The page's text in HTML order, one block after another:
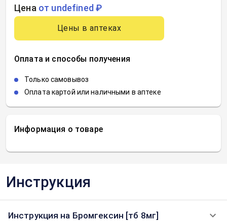
Информация о товаре
Цена от undefined ₽
Цены в аптеках
Оплата и способы получения
Только самовывоз
Оплата картой или наличными в аптеке
Инструкция
Инструкция на Бромгексин [тб 8мг]